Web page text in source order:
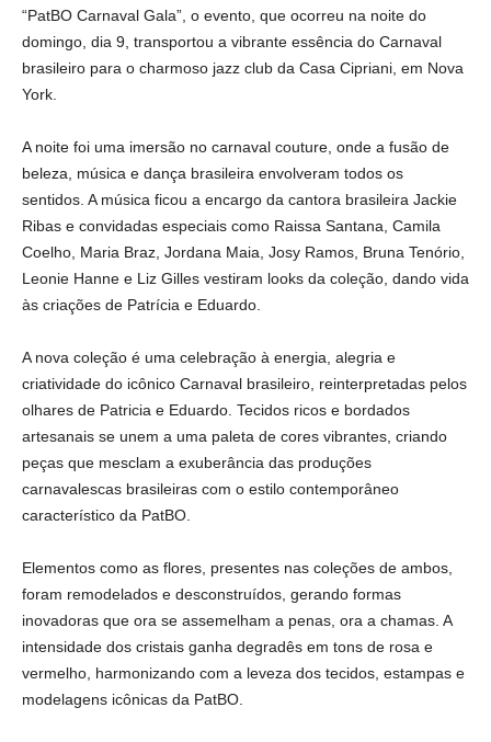
“PatBO Carnaval Gala”, o evento, que ocorreu na noite do
domingo, dia 9, transportou a vibrante essência do Carnaval
brasileiro para o charmoso jazz club da Casa Cipriani, em Nova
York.
A noite foi uma imersão no carnaval couture, onde a fusão de
beleza, música e dança brasileira envolveram todos os
sentidos. A música ficou a encargo da cantora brasileira Jackie
Ribas e convidadas especiais como Raissa Santana, Camila
Coelho, Maria Braz, Jordana Maia, Josy Ramos, Bruna Tenório,
Leonie Hanne e Liz Gilles vestiram looks da coleção, dando vida
às criações de Patrícia e Eduardo.
A nova coleção é uma celebração à energia, alegria e
criatividade do icônico Carnaval brasileiro, reinterpretadas pelos
olhares de Patricia e Eduardo. Tecidos ricos e bordados
artesanais se unem a uma paleta de cores vibrantes, criando
peças que mesclam a exuberância das produções
carnavalescas brasileiras com o estilo contemporâneo
característico da PatBO.
Elementos como as flores, presentes nas coleções de ambos,
foram remodelados e desconstruídos, gerando formas
inovadoras que ora se assemelham a penas, ora a chamas. A
intensidade dos cristais ganha degradês em tons de rosa e
vermelho, harmonizando com a leveza dos tecidos, estampas e
modelagens icônicas da PatBO.